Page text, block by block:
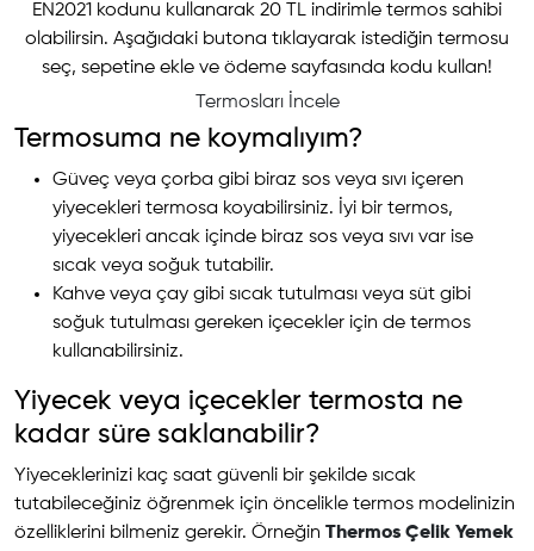
EN2021 kodunu kullanarak 20 TL indirimle termos sahibi
olabilirsin. Aşağıdaki butona tıklayarak istediğin termosu
seç, sepetine ekle ve ödeme sayfasında kodu kullan!
Termosları İncele
Termosuma ne koymalıyım?
Güveç veya çorba gibi biraz sos veya sıvı içeren
yiyecekleri termosa koyabilirsiniz. İyi bir termos,
yiyecekleri ancak içinde biraz sos veya sıvı var ise
sıcak veya soğuk tutabilir.
Kahve veya çay gibi sıcak tutulması veya süt gibi
soğuk tutulması gereken içecekler için de termos
kullanabilirsiniz.
Yiyecek veya içecekler termosta ne
kadar süre saklanabilir?
Yiyeceklerinizi kaç saat güvenli bir şekilde sıcak
tutabileceğiniz öğrenmek için öncelikle termos modelinizin
özelliklerini bilmeniz gerekir. Örneğin Thermos Çelik Yemek